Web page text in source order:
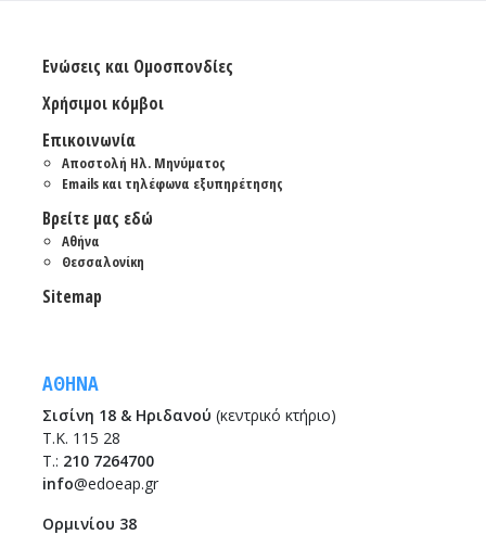
Ενώσεις και Ομοσπονδίες
Χρήσιμοι κόμβοι
Επικοινωνία
Αποστολή Ηλ. Μηνύματος
Emails και τηλέφωνα εξυπηρέτησης
Βρείτε μας εδώ
Αθήνα
Θεσσαλονίκη
Sitemap
ΑΘΗΝΑ
Σισίνη 18 & Ηριδανού (κεντρικό κτήριο)
Τ.Κ. 115 28
T.: 210 7264700
info@edoeap.gr
Ορμινίου 38